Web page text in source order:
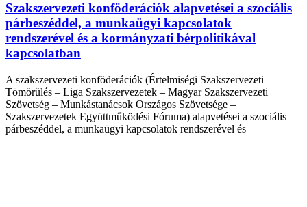
Szakszervezeti konföderációk alapvetései a szociális
párbeszéddel, a munkaügyi kapcsolatok
rendszerével és a kormányzati bérpolitikával
kapcsolatban
A szakszervezeti konföderációk (Értelmiségi Szakszervezeti
Tömörülés – Liga Szakszervezetek – Magyar Szakszervezeti
Szövetség – Munkástanácsok Országos Szövetsége –
Szakszervezetek Együttműködési Fóruma) alapvetései a szociális
párbeszéddel, a munkaügyi kapcsolatok rendszerével és